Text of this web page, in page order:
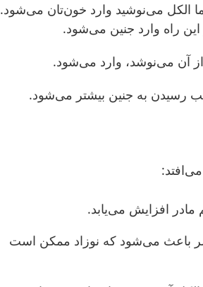
الکل می‌‌نوشید وارد خون‌‌تان می‌‌شود.
راه وارد جنین می‌‌شود.
از آن می‌نو‌شد، وارد می‌‌شود.
رسیدن به جنین بیشتر می‌‌شود.
افزایش می‌‌یابد.
باعث می‌شود که نوزاد ممکن است